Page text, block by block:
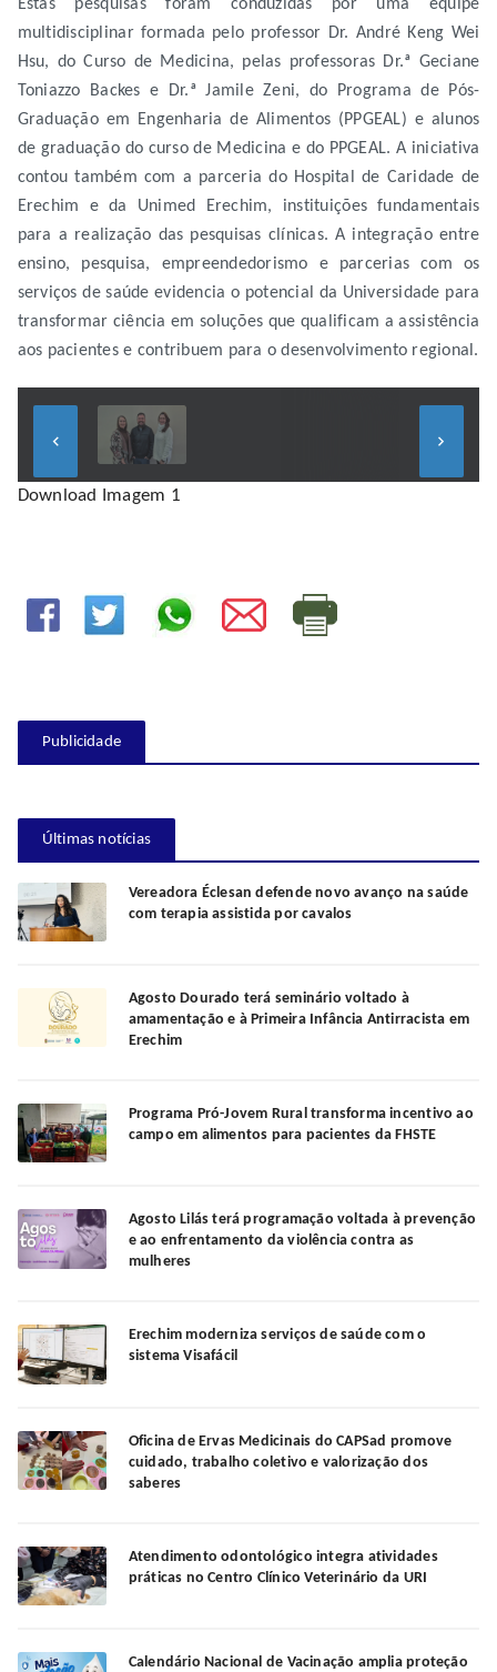
Estas pesquisas foram conduzidas por uma equipe
multidisciplinar formada pelo professor Dr. André Keng Wei
Hsu, do Curso de Medicina, pelas professoras Dr.ª Geciane
Toniazzo Backes e Dr.ª Jamile Zeni, do Programa de Pós-
Graduação em Engenharia de Alimentos (PPGEAL) e alunos
de graduação do curso de Medicina e do PPGEAL. A iniciativa
contou também com a parceria do Hospital de Caridade de
Erechim e da Unimed Erechim, instituições fundamentais
para a realização das pesquisas clínicas. A integração entre
ensino, pesquisa, empreendedorismo e parcerias com os
serviços de saúde evidencia o potencial da Universidade para
transformar ciência em soluções que qualificam a assistência
aos pacientes e contribuem para o desenvolvimento regional.
keyboard_arrow_left keyboard_arrow_right
Download Imagem 1
Publicidade
Últimas notícias
Vereadora Éclesan defende novo avanço na saúde
com terapia assistida por cavalos
Agosto Dourado terá seminário voltado à
amamentação e à Primeira Infância Antirracista em
Erechim
Programa Pró-Jovem Rural transforma incentivo ao
campo em alimentos para pacientes da FHSTE
Agosto Lilás terá programação voltada à prevenção
e ao enfrentamento da violência contra as
mulheres
Erechim moderniza serviços de saúde com o
sistema Visafácil
Oficina de Ervas Medicinais do CAPSad promove
cuidado, trabalho coletivo e valorização dos
saberes
Atendimento odontológico integra atividades
práticas no Centro Clínico Veterinário da URI
Calendário Nacional de Vacinação amplia proteção